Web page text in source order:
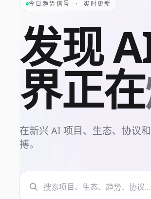
今日趋势信号 · 实时更新
发现
界正在
在新兴 AI 项目、生态、协议
搏。